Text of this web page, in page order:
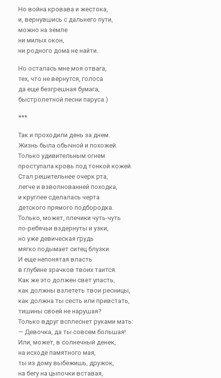
Но война кровава и жестока,
и, вернувшись с дальнего пути,
можно на земле
ни милых окон,
ни родного дома не найти.
Но осталась мне моя отвага,
тех, что не вернутся, голоса
да еще безгрешная бумага,
быстролетной песни паруса.)
***
Так и проходили день за днем.
Жизнь была обычной и похожей.
Только удивительным огнем
проступала кровь под тонкой кожей.
Стал решительнее очерк рта,
легче и взволнованней походка,
и круглее сделалась черта
детского прямого подбородка.
Только, может, плечики чуть-чуть
по-ребячьи вздернуты и узки,
но уже девическая грудь
мягко подымает ситец блузки.
И еще непонятая власть
в глубине зрачков твоих таится.
Как же это должен свет упасть,
как должны взлететь твои ресницы,
как должна ты сесть или привстать,
тишины своей не нарушая?
Только вдруг всплеснет руками мать:
— Девочка, да ты совсем большая!
Или, может, в солнечный денек,
на исходе памятного мая,
ты из дому выбежишь, дружок,
на бегу на цыпочки вставая,